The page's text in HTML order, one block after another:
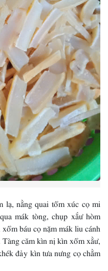
nằng quai tổm xúc cọ mi
mák tòng, chụp xắư hòm
báu cọ nặm mák liu cánh
căm kìn nị kìn xổm xằư,
đảy kìn tưa nưng cọ chằm